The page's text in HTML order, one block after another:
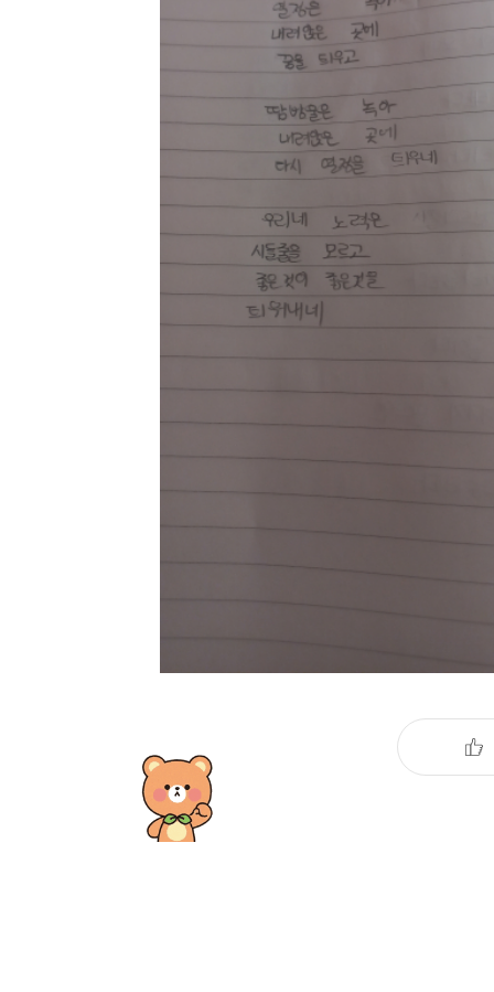
유용한영어표현
유용한영어표현
유용한영어표현
유용한영어표현
유용한영어표현
유용한영어표현
유용한영어표현